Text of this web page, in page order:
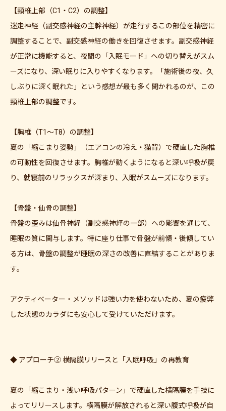
【頸椎上部（C1・C2）の調整】
迷走神経（副交感神経の主幹神経）が走行するこの部位を精密に
調整することで、副交感神経の働きを回復させます。副交感神経
が正常に機能すると、夜間の「入眠モード」への切り替えがスム
ーズになり、深い眠りに入りやすくなります。「施術後の夜、久
しぶりに深く眠れた」という感想が最も多く聞かれるのが、この
頸椎上部の調整です。
【胸椎（T1〜T8）の調整】
夏の「縮こまり姿勢」（エアコンの冷え・猫背）で硬直した胸椎
の可動性を回復させます。胸椎が動くようになると深い呼吸が戻
り、就寝前のリラックスが深まり、入眠がスムーズになります。
【骨盤・仙骨の調整】
骨盤の歪みは仙骨神経（副交感神経の一部）への影響を通じて、
睡眠の質に関与します。特に座り仕事で骨盤が前傾・後傾してい
る方は、骨盤の調整が睡眠の深さの改善に直結することがありま
す。
アクティベーター・メソッドは強い力を使わないため、夏の疲弊
した状態のカラダにも安心して受けていただけます。
◆ アプローチ② 横隔膜リリースと「入眠呼吸」の再教育
夏の「縮こまり・浅い呼吸パターン」で硬直した横隔膜を手技に
よってリリースします。横隔膜が解放されると深い腹式呼吸が自